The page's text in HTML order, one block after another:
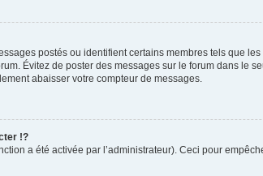
postés ou identifient certains membres tels que
Évitez de poster des messages sur le forum dans le
abaisser votre compteur de messages.
!?
a été activée par l’administrateur). Ceci pour